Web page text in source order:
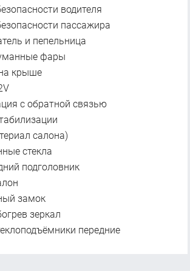
водителя
пассажира
и пепельница
фары
крыше
с обратной связью
салона)
стекла
подголовник
замок
зеркал
передние